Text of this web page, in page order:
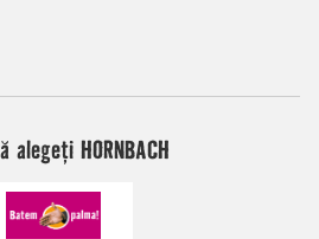
alegeți HORNBACH